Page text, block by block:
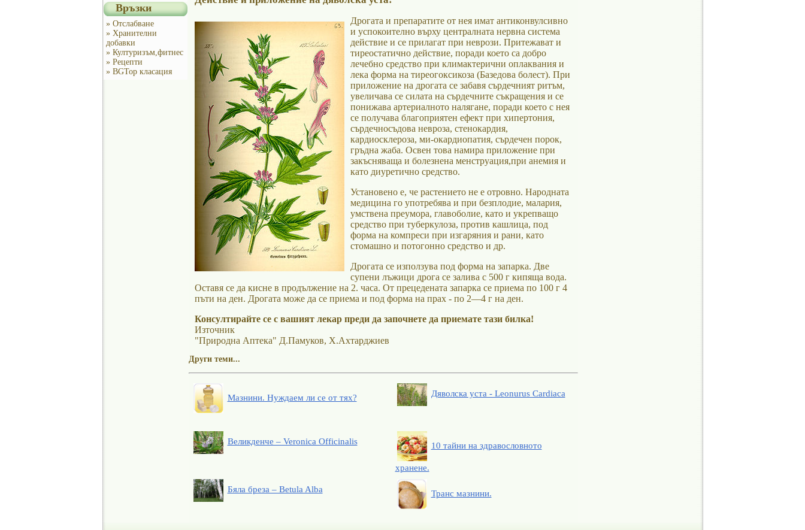
Връзки
» Отслабване
» Хранителни
добавки
» Културизъм,фитнес
» Рецепти
» BGTop класация
Дрогата и препаратите от нея имат антиконвулсивно
и успокоително върху централната нервна система
действие и се прилагат при неврози. Притежават и
тиреостатично действие, поради което са добро
лечебно средство при климактерични оплаквания и
лека форма на тиреогоксикоза (Базедова болест). При
приложение на дрогата се забавя сърдечният ритъм,
увеличава се силата на сърдечните съкращения и се
понижава артериалното налягане, поради което с нея
се получава благоприятен ефект при хипертония,
сърдечносъдова невроза, стенокардия,
кардиосклероза, ми-окардиопатия, сърдечен порок,
гръдна жаба. Освен това намира приложение при
закъсняваща и болезнена менструация,при анемия и
като диуретично средство.
Установено е, че растението не е отровно. Народната
медицина го употребява и при безплодие, малария,
умствена преумора, главоболие, като и укрепващо
средство при туберкулоза, против кашлица, под
форма на компреси при изгаряния и рани, като
стомашно и потогонно средство и др.
Дрогата се използува под форма на запарка. Две
супени лъжици дрога се залива с 500 г кипяща вода.
Оставя се да кисне в продължение на 2. часа. От прецедената запарка се приема по 100 г 4
пъти на ден. Дрогата може да се приема и под форма на прах - по 2—4 г на ден.
Консултирайте се с вашият лекар преди да започнете да приемате тази билка!
Източник
"Природна Аптека" Д.Памуков, Х.Ахтарджиев
Други теми...
Мазнини. Нуждаем ли се от тях? Дяволска уста - Leonurus Cardiaca
Великденче – Veronica Officinalis 10 тайни на здравословното
хранене.
Бяла бреза – Betula Alba Транс мазнини.